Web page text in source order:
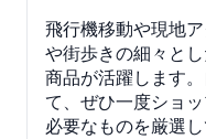
飛行機移動や現地
や街歩きの細々と
商品が活躍します
て、ぜひ一度ショ
必要なものを厳選し